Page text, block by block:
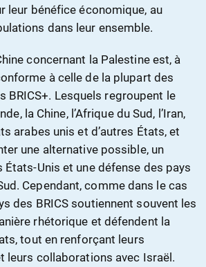
leur bénéfice économique, au
dans leur ensemble.
concernant la Palestine est, à
à celle de la plupart des
BRICS+. Lesquels regroupent le
la Chine, l’Afrique du Sud, l’Iran,
arabes unis et d’autres États, et
une alternative possible, un
Unis et une défense des pays
Cependant, comme dans le cas
des BRICS soutiennent souvent les
rhétorique et défendent la
tout en renforçant leurs
leurs collaborations avec Israël.